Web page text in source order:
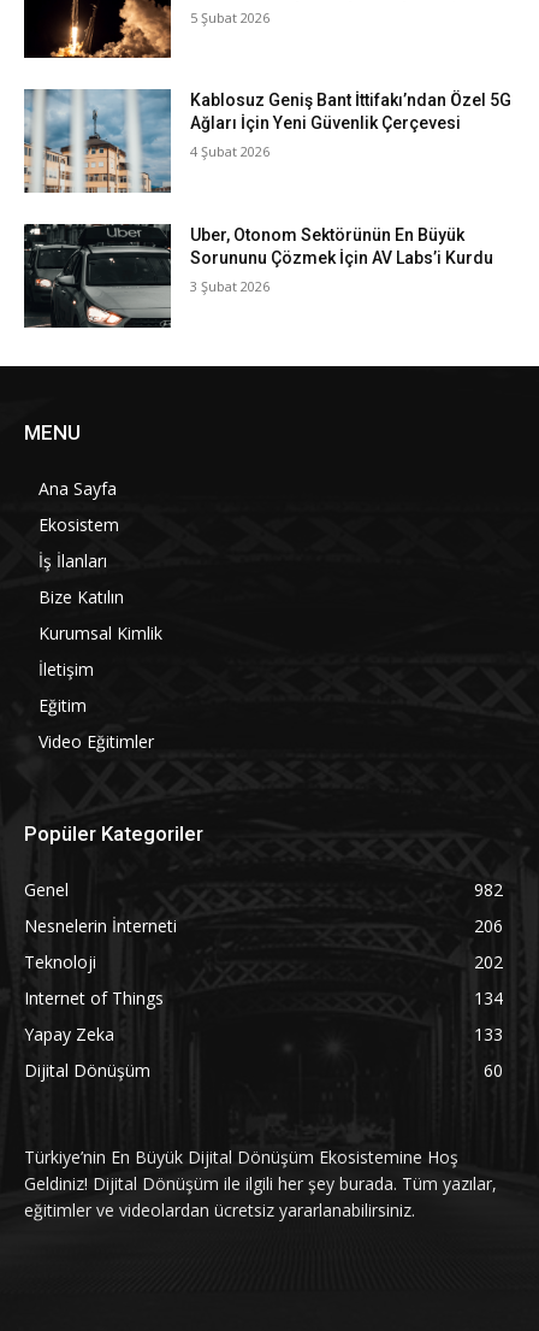
5 Şubat 2026
Kablosuz Geniş Bant İttifakı’ndan Özel 5G
Ağları İçin Yeni Güvenlik Çerçevesi
4 Şubat 2026
Uber, Otonom Sektörünün En Büyük
Sorununu Çözmek İçin AV Labs’i Kurdu
3 Şubat 2026
MENU
Ana Sayfa
Ekosistem
İş İlanları
Bize Katılın
Kurumsal Kimlik
İletişim
Eğitim
Video Eğitimler
Popüler Kategoriler
Genel
982
Nesnelerin İnterneti
206
Teknoloji
202
Internet of Things
134
Yapay Zeka
133
Dijital Dönüşüm
60
Türkiye’nin En Büyük Dijital Dönüşüm Ekosistemine Hoş
Geldiniz! Dijital Dönüşüm ile ilgili her şey burada. Tüm yazılar,
eğitimler ve videolardan ücretsiz yararlanabilirsiniz.